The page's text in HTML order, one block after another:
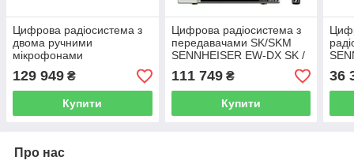
Цифрова радіосистема з
двома ручними
мікрофонами
SENNHEISER EW-DX 835-
S Set (Q1-9)
129 949 ₴
Купити
Цифрова радіосистема з
передавачами SK/SKM
SENNHEISER EW-DX SK /
SKM-S BASE SET (Q1-9)
111 749₴
Купити
36
Про нас